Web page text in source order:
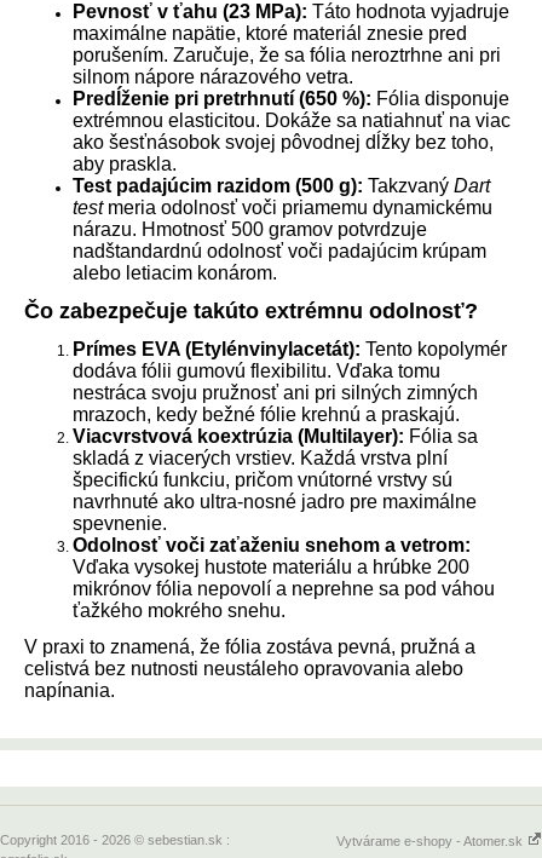
Pevnosť v ťahu (23 MPa): Táto hodnota vyjadruje
maximálne napätie, ktoré materiál znesie pred
porušením. Zaručuje, že sa fólia neroztrhne ani pri
silnom nápore nárazového vetra.
Predĺženie pri pretrhnutí (650 %): Fólia disponuje
extrémnou elasticitou. Dokáže sa natiahnuť na viac
ako šesťnásobok svojej pôvodnej dĺžky bez toho,
aby praskla.
Test padajúcim razidom (500 g): Takzvaný Dart
testmeria odolnosť voči priamemu dynamickému
nárazu. Hmotnosť 500 gramov potvrdzuje
nadštandardnú odolnosť voči padajúcim krúpam
alebo letiacim konárom.
Čo zabezpečuje takúto extrémnu odolnosť?
Prímes EVA (Etylénvinylacetát): Tento kopolymér
dodáva fólii gumovú flexibilitu. Vďaka tomu
nestráca svoju pružnosť ani pri silných zimných
mrazoch, kedy bežné fólie krehnú a praskajú.
Viacvrstvová koextrúzia (Multilayer): Fólia sa
skladá z viacerých vrstiev. Každá vrstva plní
špecifickú funkciu, pričom vnútorné vrstvy sú
navrhnuté ako ultra-nosné jadro pre maximálne
spevnenie.
Odolnosť voči zaťaženiu snehom a vetrom:
Vďaka vysokej hustote materiálu a hrúbke 200
mikrónov fól ia nepovolí a neprehne sa pod váhou
ťažkého mokrého snehu.
V praxi to znamená, že fólia zostáva pevná, pružná a
celistvá bez nutnosti neustáleho opravovania alebo
napínania.
Copyright 2016 - 2026 © sebestian.sk :
Vytvárame e-shopy - Atomer.sk